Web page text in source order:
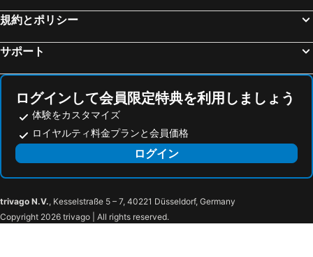
規約とポリシー
サポート
ログインして会員限定特典を利用しましょう
体験をカスタマイズ
ロイヤルティ料金プランと会員価格
ログイン
trivago N.V., Kesselstraße 5 – 7, 40221 Düsseldorf, Germany
Copyright 2026 trivago | All rights reserved.